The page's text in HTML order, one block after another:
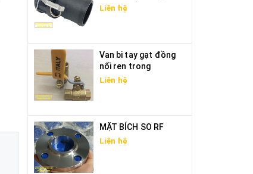
Liên hệ
Van bi tay gạt đồng
nối ren trong
Liên hệ
MẶT BÍCH SO RF
Liên hệ